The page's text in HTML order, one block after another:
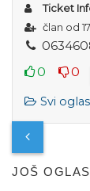
Ticket
član od
063460
0
0
Svi
JOŠ